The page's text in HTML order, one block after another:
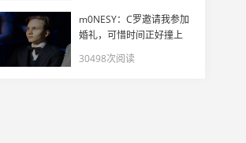
m0NESY：C罗邀请我参加
婚礼，可惜时间正好撞上
30498次阅读